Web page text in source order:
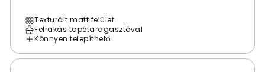
Texturált matt felület
Felrakás tapétaragasztóval
Könnyen telepíthető